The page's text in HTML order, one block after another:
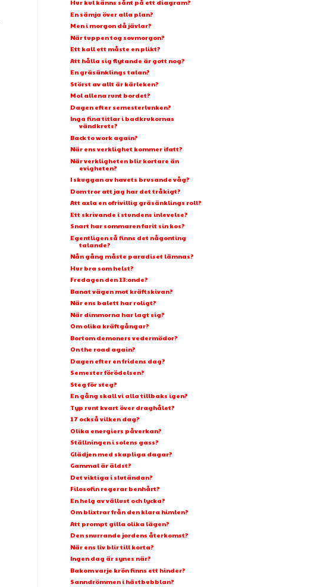
Hur kul känns sånt på ett diagram?
En sämja över alla plan?
Men i morgon då jävlar?
När tuppen tog sovmorgon?
Ett kall ett måste en plikt?
Att hålla sig flytande är gott nog?
En gräsänklings talan?
Störst av allt är kärleken?
Mol allena runt bordet?
Dagen efter semesterlunken?
Inga fina titlar i badkrukornas
vändkrets?
Back to work again?
När ens verklighet kommer ifatt?
När verkligheten blir kortare än
evigheten?
I skuggan av havets brusande våg?
Dom tror att jag har det tråkigt?
Att axla en ofrivillig gräsänklings roll?
Ett skrivande i stundens inlevelse?
Snart har sommaren farit sin kos?
Egentligen så finns det någonting
talande?
Nån gång måste paradiset lämnas?
Hur bra som helst?
Fredagen den 13:onde?
Banat vägen mot kräftskivan?
När ens balett har roligt?
När dimmorna har lagt sig?
Om olika kräftgångar?
Bortom demoners vedermödor?
On the road again?
Dagen efter en fridens dag?
Semester förödelsen?
Steg för steg?
En gång skall vi alla tillbaks igen?
Typ runt kvart över draghålet?
17 också vilken dag?
Olika energiers påverkan?
Ställningen i solens gass?
Glädjen med skapliga dagar?
Gammal är äldst?
Det viktiga i slutändan?
Filosofin regerar benhårt?
En helg av vällust och lycka?
Om blixtrar från den klara himlen?
Att prompt gilla olika lägen?
Den snurrande jordens återkomst?
När ens liv blir till korta?
Ingen dag är synes när?
Bakom varje krön finns ett hinder?
Sanndrömmen i hästbubblan?